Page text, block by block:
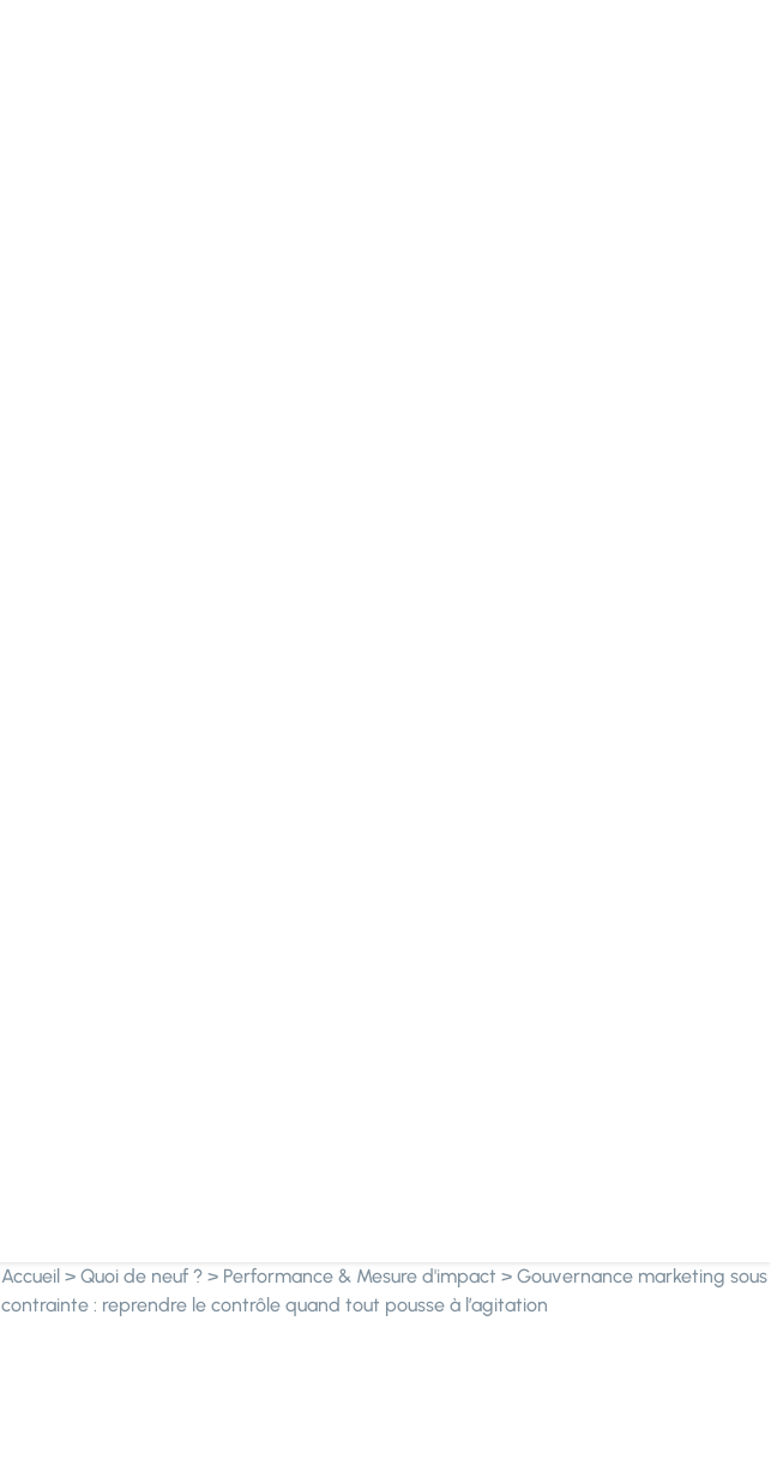
Accueil> Quoi de neuf ?> Performance & Mesure d'impact > Gouvernance marketing sous
contrainte : reprendre le contrôle quand tout pousse à l’agitation